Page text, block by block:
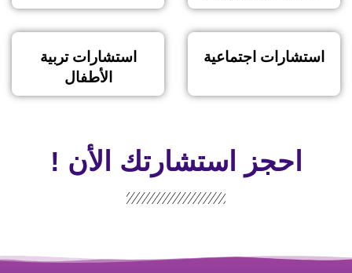
استشارات اجتماعية
استشارات تربية
الأطفال
احجز استشارتك الأن !